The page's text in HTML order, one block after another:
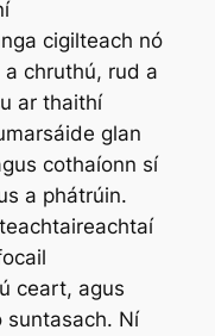
cigilteach nó
chruthú, rud a
ar thaithí
glan
cothaíonn sí
a phátrúin.
ceart, agus
suntasach. Ní